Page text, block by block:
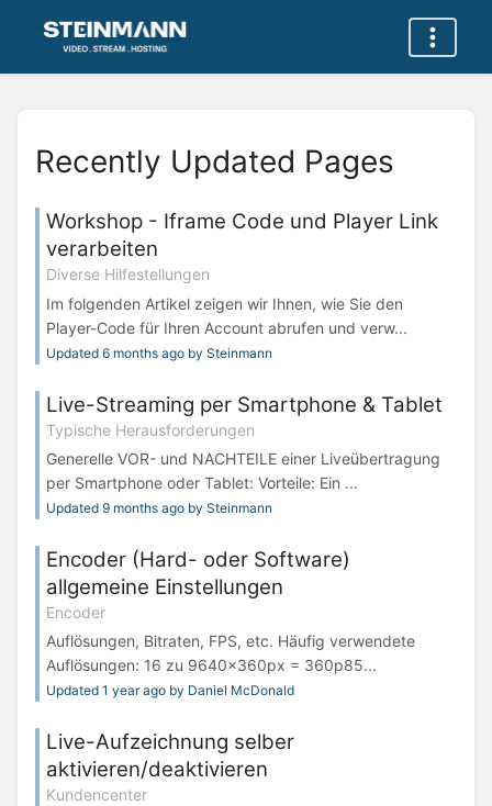
Recently Updated Pages
Workshop - Iframe Code und Player Link
verarbeiten
Diverse Hilfestellungen
Im folgenden Artikel zeigen wir Ihnen, wie Sie den
Player-Code für Ihren Account abrufen und verw...
Updated 6 months ago by Steinmann
Live-Streaming per Smartphone & Tablet
Typische Herausforderungen
Generelle VOR- und NACHTEILE einer Liveübertragung
per Smartphone oder Tablet: Vorteile: Ein ...
Updated 9 months ago by Steinmann
Encoder (Hard- oder Software)
allgemeine Einstellungen
Encoder
Auflösungen, Bitraten, FPS, etc. Häufig verwendete
Auflösungen: 16 zu 9640x360px = 360p85...
Updated 1 year ago by Daniel McDonald
Live-Aufzeichnung selber
aktivieren/deaktivieren
Kundencenter